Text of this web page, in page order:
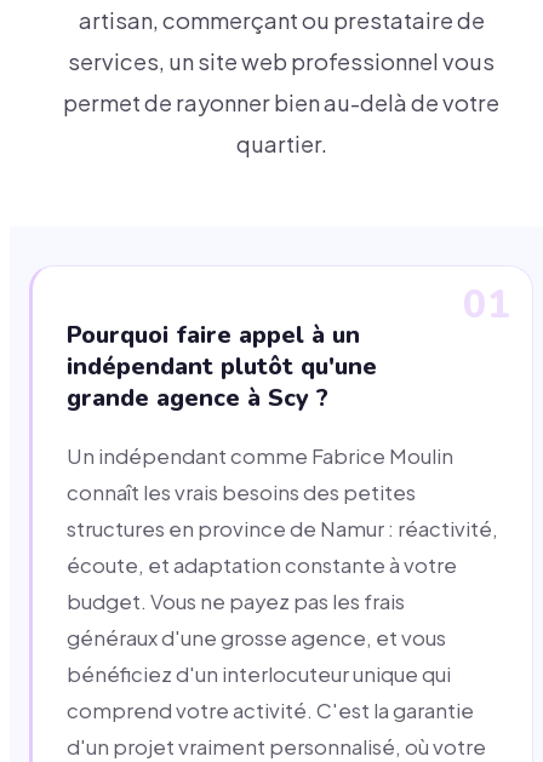
artisan, commerçant ou prestataire de
services, un site web professionnel vous
permet de rayonner bien au-delà de votre
quartier.
01
Pourquoi faire appel à un
indépendant plutôt qu'une
grande agence à Scy ?
Un indépendant comme Fabrice Moulin
connaît les vrais besoins des petites
structures en province de Namur : réactivité,
écoute, et adaptation constante à votre
budget. Vous ne payez pas les frais
généraux d'une grosse agence, et vous
bénéficiez d'un interlocuteur unique qui
comprend votre activité. C'est la garantie
d'un projet vraiment personnalisé, où votre